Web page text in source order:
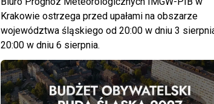
Krakowie ostrzega przed upałami na obszarze
województwa śląskiego od 20:00 w dniu 3
20:00 w dniu 6 sierpnia.